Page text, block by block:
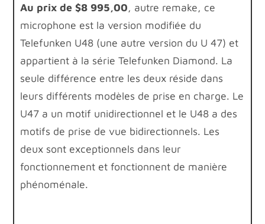
Au prix de $8 995,00, autre remake, ce
microphone est la version modifiée du
Telefunken U48 (une autre version du U 47) et
appartient à la série Telefunken Diamond. La
seule différence entre les deux réside dans
leurs différents modèles de prise en charge. Le
U47 a un motif unidirectionnel et le U48 a des
motifs de prise de vue bidirectionnels. Les
deux sont exceptionnels dans leur
fonctionnement et fonctionnent de manière
phénoménale.